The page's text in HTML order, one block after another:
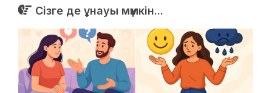
Сізге де ұнауы мүмкін...